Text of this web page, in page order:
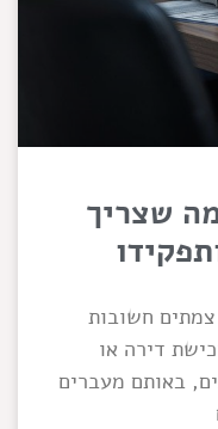
שצריך
צמתים חשובות
דירה או
באותם מעברים